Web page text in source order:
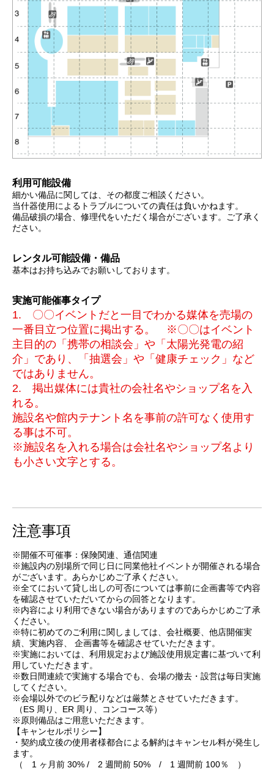
利用可能設備
細かい備品に関しては、その都度ご相談ください。
当什器使用によるトラブルについての責任は負いかねます。
備品破損の場合、修理代をいただく場合がございます。ご了承く
ださい。
レンタル可能設備・備品
基本はお持ち込みでお願いしております。
実施可能催事タイプ
1. 〇〇イベントだと一目でわかる媒体を売場の
一番目立つ位置に掲出する。 ※〇〇はイベント
主目的の「携帯の相談会」や「太陽光発電の紹
介」であり、「抽選会」や「健康チェック」など
ではありません。
2. 掲出媒体には貴社の会社名やショップ名を入
れる。
施設名や館内テナント名を事前の許可なく使用す
る事は不可。
※施設名を入れる場合は会社名やショップ名より
も小さい文字とする。
注意事項
※開催不可催事：保険関連、通信関連
※施設内の別場所で同じ日に同業他社イベントが開催される場合
がございます。あらかじめご了承ください。
※全てにおいて貸し出しの可否については事前に企画書等で内容
を確認させていただいてからの回答となります。
※内容により利用できない場合がありますのであらかじめご了承
ください。
※特に初めてのご利用に関しましては、会社概要、他店開催実
績、実施内容、 企画書等を確認させていただきます。
※実施においては、利用規定および施設使用規定書に基づいて利
用していただきます。
※数日間連続で実施する場合でも、会場の撤去・設営は毎日実施
してください。
※会場以外でのビラ配りなどは厳禁とさせていただきます。
（ES 周り、ER 周り、コンコース等）
※原則備品はご用意いただきます。
【キャンセルポリシー】
・契約成立後の使用者様都合による解約はキャンセル料が発生し
ます。
（ 1 ヶ月前 30% / 2 週間前 50% / 1 週間前 100％ ）